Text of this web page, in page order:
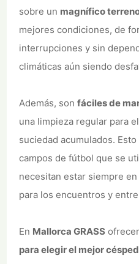
sobre un magnífico
mejores condiciones, de
interrupciones y sin
climáticas aún siendo
Además, sonfáciles de
una limpieza regular para
suciedad acumulados.
campos de fútbol que se
necesitan estar siempre
para los encuentros y
En Mallorca GRASS
para elegir el mejor